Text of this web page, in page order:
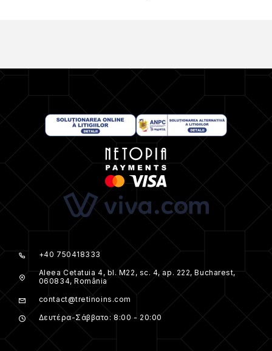
+40 750418333
Aleea Cetatuia 4, bl. M22, sc. 4, ap. 222, Bucharest,
060834, România
contact@tretinoins.com
Δευτέρα-Σάββατο: 8:00 - 20:00